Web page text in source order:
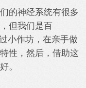
的神经系统有很多
但我们是百
小作坊，在亲手做
性，然后，借助这
。